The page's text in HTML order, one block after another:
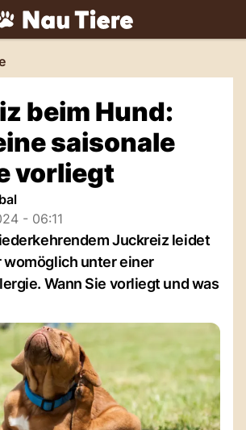
beim Hund:
saisonale
vorliegt
- 06:11
Juckreiz leidet
womöglich unter einer
Wann Sie vorliegt und was